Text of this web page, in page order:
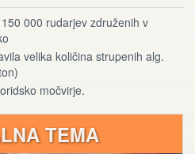
000 rudarjev združenih v
velika količina strupenih alg.
močvirje.
TEMA